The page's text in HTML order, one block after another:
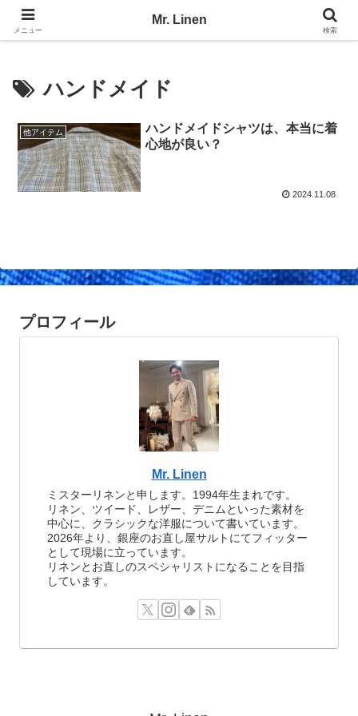
No Linen, No Life
ハンドメイド
他アイテム
ハンドメイドシャツは、本当に着
心地が良い？
2024.11.08
プロフィール
Mr. Linen
ミスターリネンと申します。1994年生まれです。
リネン、ツイード、レザー、デニムといった素材を
中心に、クラシックな洋服について書いています。
2026年より、銀座のお直し屋サルトにてフィッター
として現場に立っています。
リネンとお直しのスペシャリストになることを目指
しています。
メニュー
Mr. Linen
検索